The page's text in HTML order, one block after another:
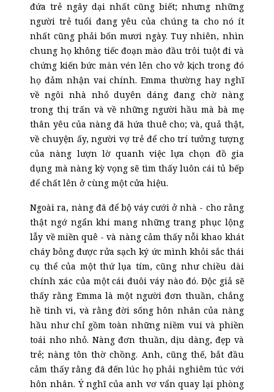
đứa trẻ ngây dại nhất cũng biết; nhưng những
người trẻ tuổi đang yêu của chúng ta cho nó ít
nhất cũng phải bốn mươi ngày. Tuy nhiên, nhìn
chung họ không tiếc đoạn mào đầu trôi tuột đi và
chứng kiến bức màn vén lên cho vở kịch trong đó
họ đảm nhận vai chính. Emma thường hay nghĩ
về ngôi nhà nhỏ duyên dáng đang chờ nàng
trong thị trấn và về những người hầu mà bà mẹ
thân yêu của nàng đã hứa thuê cho; và, quả thật,
về chuyện ấy, người vợ trẻ để cho trí tưởng tượng
của nàng lượn lờ quanh việc lựa chọn đồ gia
dụng mà nàng kỳ vọng sẽ tìm thấy luôn cái tủ bếp
để chất lên ở cùng một cửa hiệu.
Ngoài ra, nàng đã để bộ váy cưới ở nhà - cho rằng
thật ngớ ngẩn khi mang những trang phục lộng
lẫy về miền quê - và nàng cảm thấy nỗi khao khát
cháy bỏng được rửa sạch ký ức mình khỏi sắc thái
cụ thể của một thứ lụa tím, cũng như chiều dài
chính xác của một cái đuôi váy nào đó. Độc giả sẽ
thấy rằng Emma là một người đơn thuần, chẳng
hề tinh vi, và rằng đời sống hôn nhân của nàng
hầu như chỉ gồm toàn những niềm vui và phiền
toái nho nhỏ. Nàng đơn thuần, dịu dàng, đẹp và
trẻ; nàng tôn thờ chồng. Anh, cũng thế, bắt đầu
cảm thấy rằng đã đến lúc họ phải nghiêm túc với
hôn nhân. Ý nghĩ của anh vơ vẩn quay lại phòng